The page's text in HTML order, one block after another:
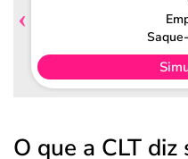
O que a CLT